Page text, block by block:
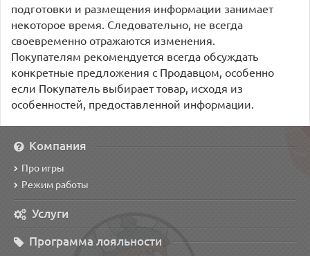
подготовки и размещения информации занимает
некоторое время. Следовательно, не всегда
своевременно отражаются изменения.
Покупателям рекомендуется всегда обсуждать
конкретные предложения с Продавцом, особенно
если Покупатель выбирает товар, исходя из
особенностей, предоставленной информации.
Компания
Про игры
Режим работы
Услуги
Программа лояльности